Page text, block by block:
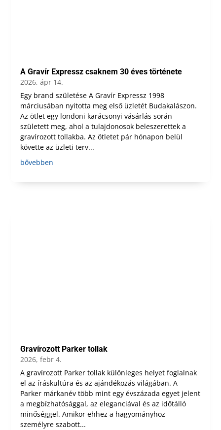
A Gravír Expressz csaknem 30 éves története
2026, ápr 14.
Egy brand születése A Gravír Expressz 1998
márciusában nyitotta meg első üzletét Budakalászon.
Az ötlet egy londoni karácsonyi vásárlás során
született meg, ahol a tulajdonosok beleszerettek a
gravírozott tollakba. Az ötletet pár hónapon belül
követte az üzleti terv...
bővebben
Gravírozott Parker tollak
2026, febr 4.
A gravírozott Parker tollak különleges helyet foglalnak
el az íráskultúra és az ajándékozás világában. A
Parker márkanév több mint egy évszázada egyet jelent
a megbízhatósággal, az eleganciával és az időtálló
minőséggel. Amikor ehhez a hagyományhoz
személyre szabott...